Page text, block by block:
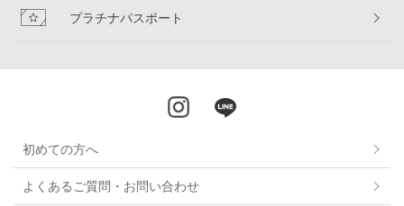
プラチナパスポート
初めての方へ
よくあるご質問・お問い合わせ